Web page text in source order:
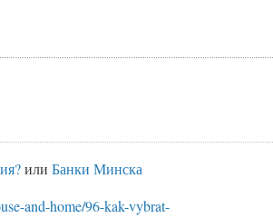
или Банки Минска
and-home/96-kak-vybrat-